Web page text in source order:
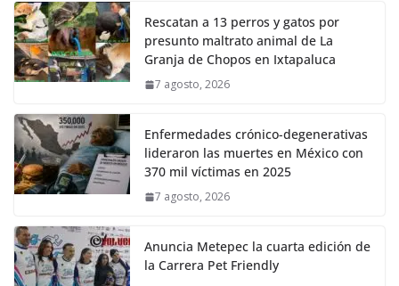
Rescatan a 13 perros y gatos por
presunto maltrato animal de La
Granja de Chopos en Ixtapaluca
7 agosto, 2026
Enfermedades crónico-degenerativas
lideraron las muertes en México con
370 mil víctimas en 2025
7 agosto, 2026
Anuncia Metepec la cuarta edición de
la Carrera Pet Friendly